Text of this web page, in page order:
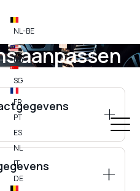
NL-BE
MY
SG
FR
PT
ES
NL
IT
DE
aanpassen
klik hier